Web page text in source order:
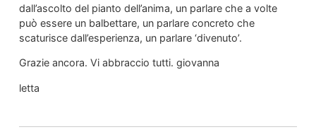
dall’ascolto del pianto dell’anima, un parlare che a volte
può essere un balbettare, un parlare concreto che
scaturisce dall’esperienza, un parlare ‘divenuto’.
Grazie ancora. Vi abbraccio tutti. giovanna
letta